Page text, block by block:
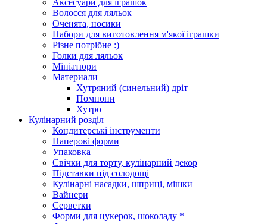
Волосся для ляльок
Оченята, носики
Набори для виготовлення м'якої іграшки
Різне потрібне :)
Голки для ляльок
Мініатюри
Материали
Хутряний (синельний) дріт
Помпони
Хутро
Кулінарний розділ
Кондитерські інструменти
Паперові форми
Упаковка
Свічки для торту, кулінарний декор
Підставки під солодощі
Кулінарні насадки, шприці, мішки
Вайнери
Серветки
Форми для цукерок, шоколаду *